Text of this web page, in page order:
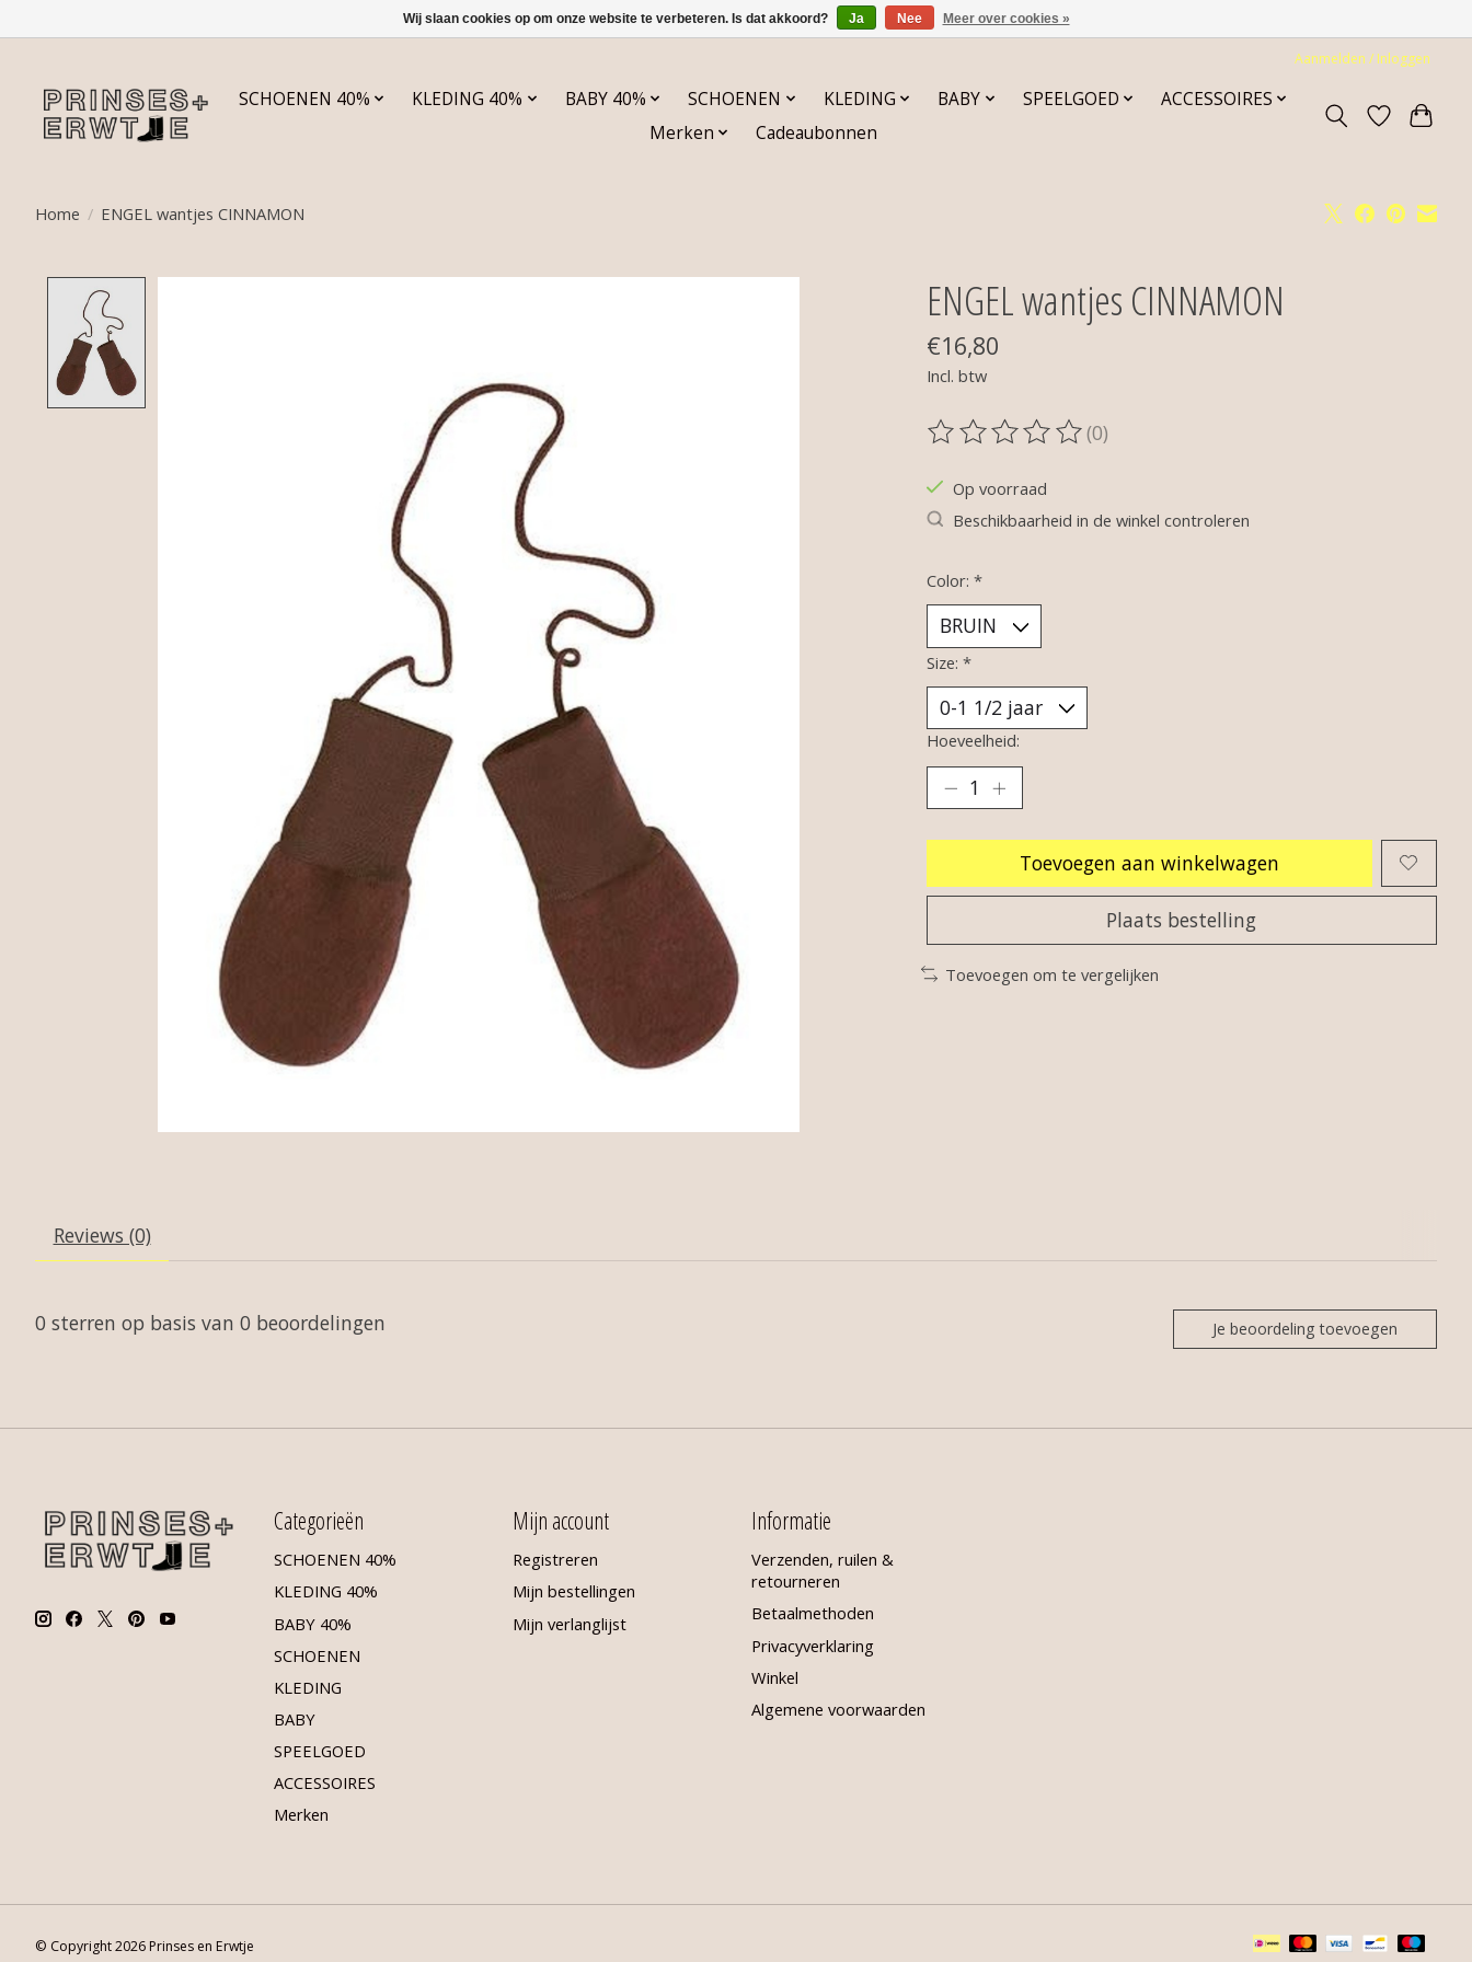
Aanmelden / Inloggen
SCHOENEN 40% KLEDING 40% BABY 40% SCHOENEN KLEDING BABY SPEELGOED
ACCESSOIRES
Merken
Cadeaubonnen
Home / ENGEL wantjes CINNAMON
ENGEL wantjes CINNAMON
€16,80
Incl. btw
De beoordeling van dit product is
(0)
Op voorraad
Beschikbaarheid in de winkel controleren
Color: *
Size: *
Hoeveelheid:
Toevoegen aan winkelwagen
Plaats bestelling
Toevoegen om te vergelijken
Reviews (0)
0 sterren op basis van 0 beoordelingen Je beoordeling toevoegen
Categorieën
SCHOENEN 40%
KLEDING 40%
BABY 40%
SCHOENEN
KLEDING
BABY
SPEELGOED
ACCESSOIRES
Merken
Mijn account
Registreren
Mijn bestellingen
Mijn verlanglijst
Informatie
Verzenden, ruilen &
retourneren
Betaalmethoden
Privacyverklaring
Winkel
Algemene voorwaarden
© Copyright 2026 Prinses en Erwtje
Wij slaan cookies op om onze website te verbeteren. Is dat akkoord? Ja Nee Meer over cookies »